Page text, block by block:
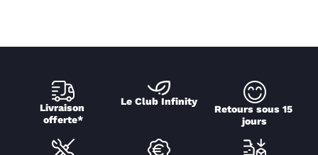
Livraison
offerte*
Le Club Infinity
Retours sous 15
jours